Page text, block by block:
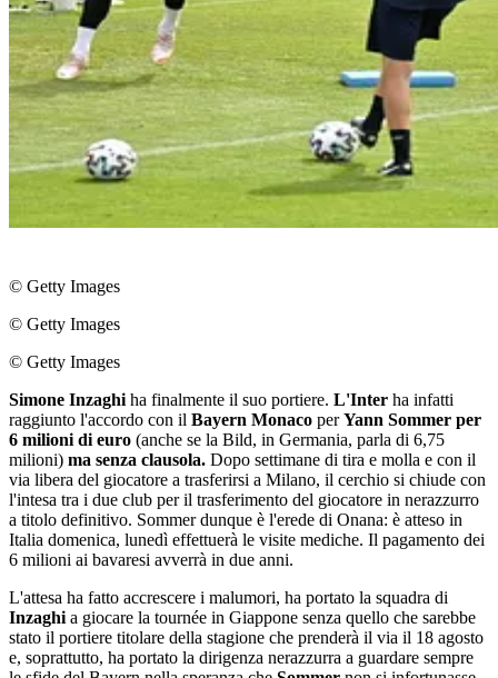
© Getty Images
© Getty Images
© Getty Images
Simone Inzaghi ha finalmente il suo portiere. L'Inter ha infatti
raggiunto l'accordo con il Bayern Monaco perYann Sommer per
6 milioni di euro (anche se la Bild, in Germania, parla di 6,75
milioni) ma senza clausola. Dopo settimane di tira e molla e con il
via libera del giocatore a trasferirsi a Milano, il cerchio si chiude con
l'intesa tra i due club per il trasferimento del giocatore in nerazzurro
a titolo definitivo. Sommer dunque è l'erede di Onana: è atteso in
Italia domenica, lunedì effettuerà le visite mediche. Il pagamento dei
6 milioni ai bavaresi avverrà in due anni.
L'attesa ha fatto accrescere i malumori, ha portato la squadra di
Inzaghi a giocare la tournée in Giappone senza quello che sarebbe
stato il portiere titolare della stagione che prenderà il via il 18 agosto
e, soprattutto, ha portato la dirigenza nerazzurra a guardare sempre